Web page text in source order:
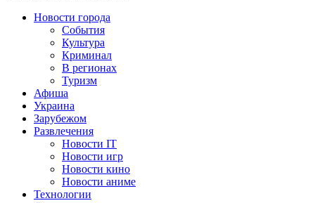
Новости города
События
Культура
Криминал
В регионах
Туризм
Афиша
Украина
Зарубежом
Развлечения
Новости IT
Новости игр
Новости кино
Новости аниме
Технологии